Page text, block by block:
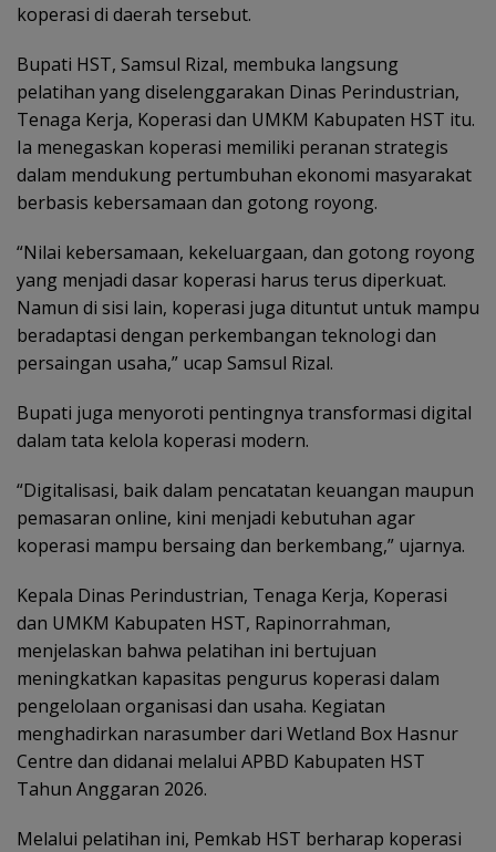
koperasi di daerah tersebut.
Bupati HST, Samsul Rizal, membuka langsung
pelatihan yang diselenggarakan Dinas Perindustrian,
Tenaga Kerja, Koperasi dan UMKM Kabupaten HST itu.
Ia menegaskan koperasi memiliki peranan strategis
dalam mendukung pertumbuhan ekonomi masyarakat
berbasis kebersamaan dan gotong royong.
“Nilai kebersamaan, kekeluargaan, dan gotong royong
yang menjadi dasar koperasi harus terus diperkuat.
Namun di sisi lain, koperasi juga dituntut untuk mampu
beradaptasi dengan perkembangan teknologi dan
persaingan usaha,” ucap Samsul Rizal.
Bupati juga menyoroti pentingnya transformasi digital
dalam tata kelola koperasi modern.
“Digitalisasi, baik dalam pencatatan keuangan maupun
pemasaran online, kini menjadi kebutuhan agar
koperasi mampu bersaing dan berkembang,” ujarnya.
Kepala Dinas Perindustrian, Tenaga Kerja, Koperasi
dan UMKM Kabupaten HST, Rapinorrahman,
menjelaskan bahwa pelatihan ini bertujuan
meningkatkan kapasitas pengurus koperasi dalam
pengelolaan organisasi dan usaha. Kegiatan
menghadirkan narasumber dari Wetland Box Hasnur
Centre dan didanai melalui APBD Kabupaten HST
Tahun Anggaran 2026.
Melalui pelatihan ini, Pemkab HST berharap koperasi